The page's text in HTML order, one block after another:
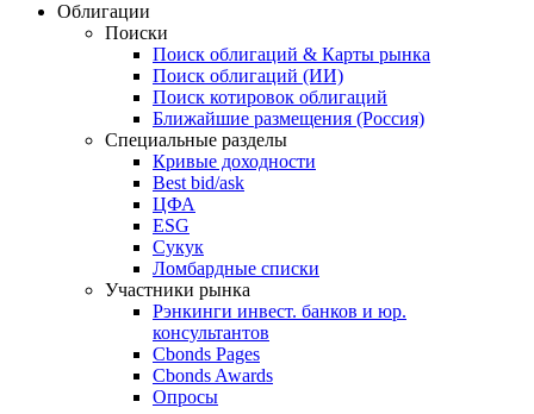
Облигации
Поиски
Поиск облигаций & Карты рынка
Поиск облигаций (ИИ)
Поиск котировок облигаций
Ближайшие размещения (Россия)
Специальные разделы
Кривые доходности
Best bid/ask
ЦФА
ESG
Сукук
Ломбардные списки
Участники рынка
Рэнкинги инвест. банков и юр.
консультантов
Cbonds Pages
Cbonds Awards
Опросы